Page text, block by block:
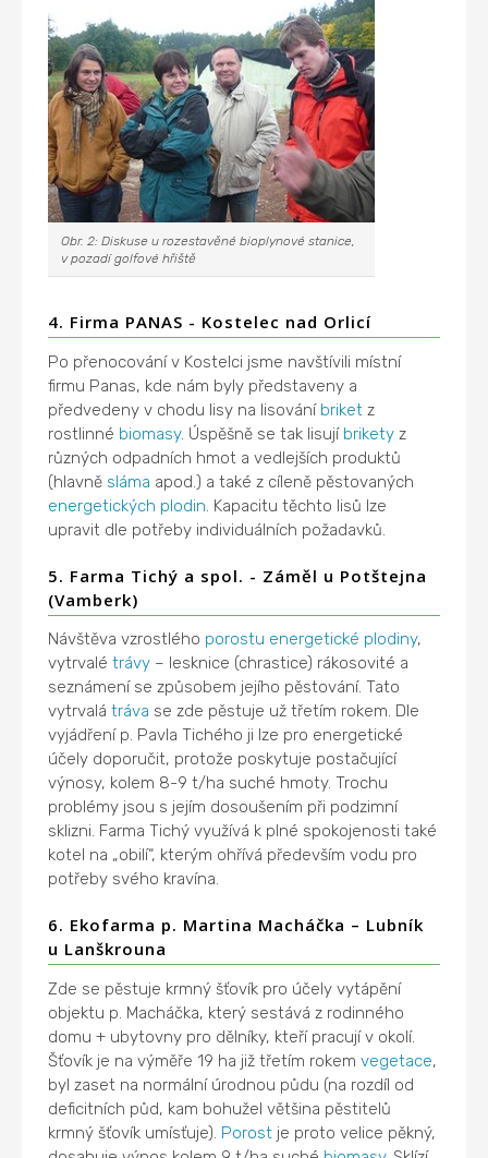
Obr. 2: Diskuse u rozestavěné bioplynové stanice,
v pozadí golfové hřiště
4. Firma PANAS - Kostelec nad Orlicí
Po přenocování v Kostelci jsme navštívili místní
firmu Panas, kde nám byly představeny a
předvedeny v chodu lisy na lisování briket z
rostlinné biomasy. Úspěšně se tak lisují brikety z
různých odpadních hmot a vedlejších produktů
(hlavně sláma apod.) a také z cíleně pěstovaných
energetických plodin . Kapacitu těchto lisů lze
upravit dle potřeby individuálních požadavků.
5. Farma Tichý a spol. - Záměl u Potštejna
(Vamberk)
Návštěva vzrostlého porostu energetické plodiny,
vytrvalétrávy – lesknice (chrastice) rákosovité a
seznámení se způsobem jejího pěstování. Tato
vytrvalátráva se zde pěstuje už třetím rokem. Dle
vyjádření p. Pavla Tichého ji lze pro energetické
účely doporučit, protože poskytuje postačující
výnosy, kolem 8-9 t/ha suché hmoty. Trochu
problémy jsou s jejím dosoušením při podzimní
sklizni. Farma Tichý využívá k plné spokojenosti také
kotel na „obilí“, kterým ohřívá především vodu pro
potřeby svého kravína.
6. Ekofarma p. Martina Macháčka – Lubník
u Lanškrouna
Zde se pěstuje krmný šťovík pro účely vytápění
objektu p. Macháčka, který sestává z rodinného
domu + ubytovny pro dělníky, kteří pracují v okolí.
Šťovík je na výměře 19 ha již třetím rokemvegetace,
byl zaset na normální úrodnou půdu (na rozdíl od
deficitních půd, kam bohužel většina pěstitelů
krmný šťovík umísťuje). Porost je proto velice pěkný,